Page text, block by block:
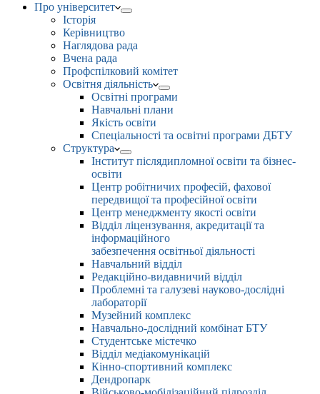
Про університет
Історія
Керівництво
Наглядова рада
Вчена рада
Профспілковий комітет
Освітня діяльність
Освітні програми
Навчальні плани
Якість освіти
Спеціальності та освітні програми ДБТУ
Структура
Інститут післядипломної освіти та бізнес-
освіти
Центр робітничих професій, фахової
передвищої та професійної освіти
Центр менеджменту якості освіти
Відділ ліцензування, акредитації та
інформаційного
забезпечення освітньої діяльності
Навчальний відділ
Редакційно-видавничий відділ
Проблемні та галузеві науково-дослідні
лабораторії
Музейний комплекс
Навчально-дослідний комбінат БТУ
Студентське містечко
Відділ медіакомунікацій
Кінно-спортивний комплекс
Дендропарк